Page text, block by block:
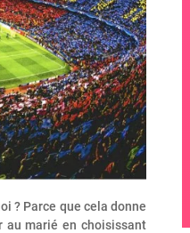
? Parce que cela donne
au marié en choisissant